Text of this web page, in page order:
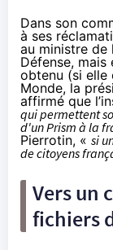
Dans son
à ses
au ministre de
Défense,
obtenu (si elle
Monde, la
affirmé que
qui permettent
d'un Prism à la
Pierrotin, « si
de citoyens
Vers un
fichiers